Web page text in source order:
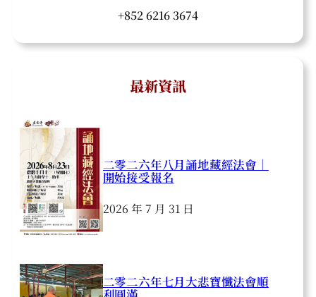
+852 6216 3674
最新資訊
二零二六年八月誦地藏經法會｜
開始接受報名
2026 年 7 月 31 日
二零二六年七月大悲寶懺法會順